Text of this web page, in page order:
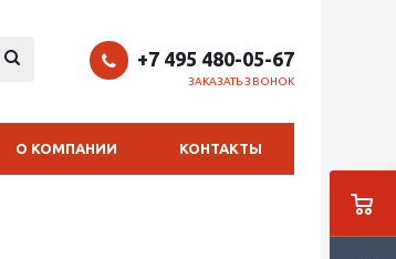
+7 495 480-05-67
ЗАКАЗАТЬ ЗВОНОК
О КОМПАНИИ КОНТАКТЫ